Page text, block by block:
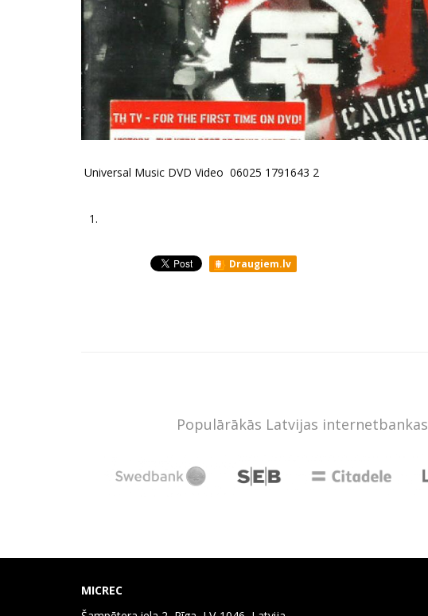
Universal Music DVD Video 06025 1791643 2
1.
Draugiem.lv
Populārākās Latvijas internetbankas
MICREC